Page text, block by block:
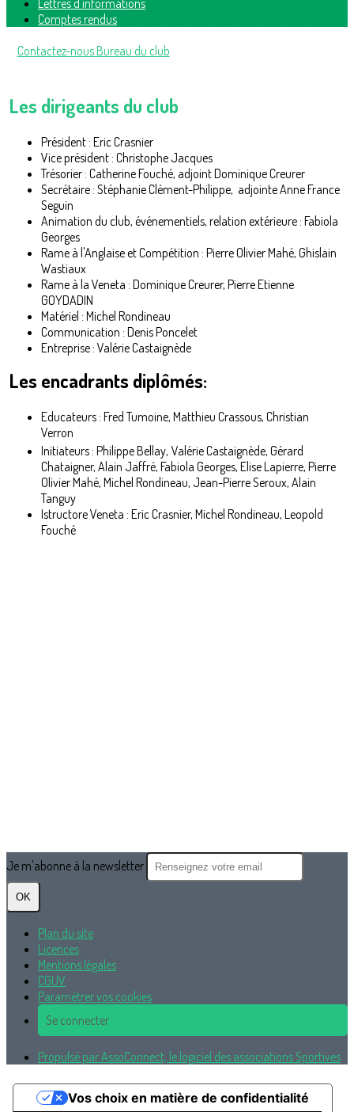
Lettres d'informations
Comptes rendus
Contactez-nousBureau du club
Les dirigeants du club
Président : Eric Crasnier
Vice président : Christophe Jacques
Trésorier : Catherine Fouché, adjoint Dominique Creurer
Secrétaire : Stéphanie Clément-Philippe, adjointe Anne France
Seguin
Animation du club, événementiels, relation extérieure : Fabiola
Georges
Rame à l'Anglaise et Compétition : Pierre Olivier Mahé, Ghislain
Wastiaux
Rame à la Veneta : Dominique Creurer, Pierre Etienne
GOYDADIN
Matériel : Michel Rondineau
Communication : Denis Poncelet
Entreprise : Valérie Castaignède
Les encadrants diplômés:
Educateurs : Fred Tumoine, Matthieu Crassous, Christian
Verron
Initiateurs : Philippe Bellay, Valérie Castaignède, Gérard
Chataigner, Alain Jaffré, Fabiola Georges, Elise Lapierre, Pierre
Olivier Mahé, Michel Rondineau, Jean-Pierre Seroux, Alain
Tanguy
Istructore Veneta : Eric Crasnier, Michel Rondineau, Leopold
Fouché
Je m'abonne à la newsletter
OK
Plan du site
Licences
Mentions légales
CGUV
Paramétrer vos cookies
Se connecter
Propulsé par AssoConnect, le logiciel des associations Sportives
Vos choix en matière de confidentialité